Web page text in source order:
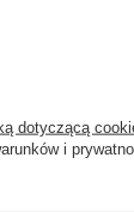
Dziewczynka
czarny
dotyczącą
i